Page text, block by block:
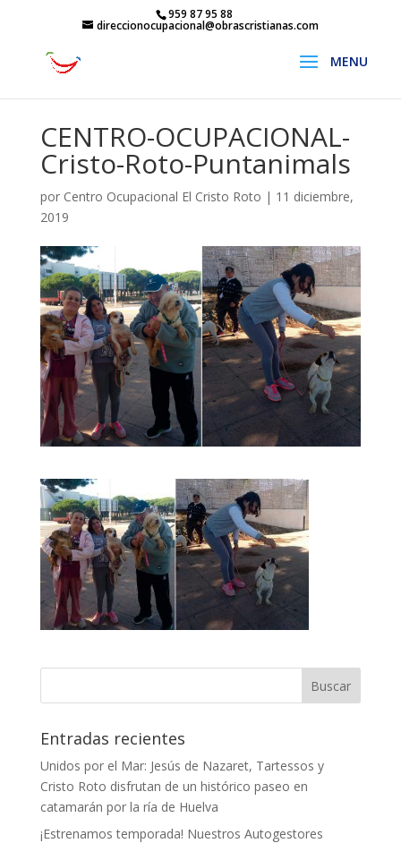
959 87 95 88
direccionocupacional@obrascristianas.com
CENTRO-OCUPACIONAL-
Cristo-Roto-Puntanimals
por Centro Ocupacional El Cristo Roto | 11 diciembre,
2019
Entradas recientes
Unidos por el Mar: Jesús de Nazaret, Tartessos y
Cristo Roto disfrutan de un histórico paseo en
catamarán por la ría de Huelva
¡Estrenamos temporada! Nuestros Autogestores